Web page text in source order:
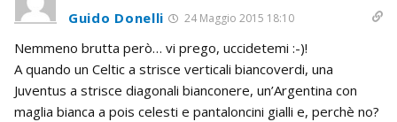
Guido Donelli 24 Maggio 2015 18:10
Nemmeno brutta però… vi prego, uccidetemi :-)!
A quando un Celtic a strisce verticali biancoverdi, una
Juventus a strisce diagonali bianconere, un’Argentina con
maglia bianca a pois celesti e pantaloncini gialli e, perchè no?